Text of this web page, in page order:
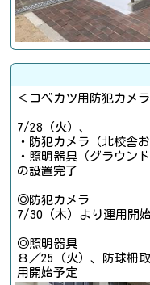
＜コベカツ用防犯カメ
7/28（火）、
・防犯カメラ（北校舎
・照明器具（グラウン
の設置完了
◎防犯カメラ
7/30（木）より運用開始
◎照明器具
８／25（火）、防球柵
用開始予定